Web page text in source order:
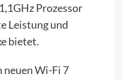
Prozessor
Leistung und
bietet.
Wi-Fi 7